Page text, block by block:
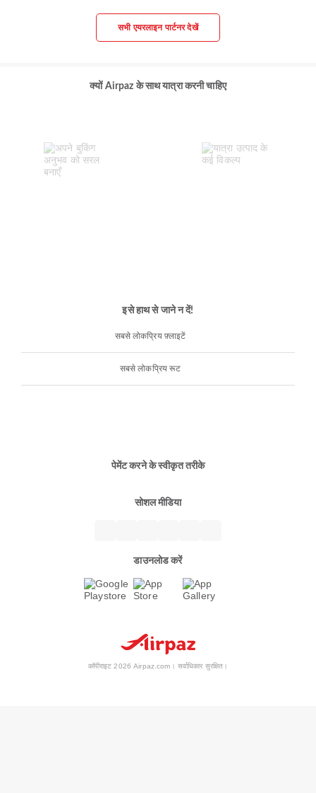
सभी एयरलाइन पार्टनर देखें
क्यों Airpaz के साथ यात्रा करनी चाहिए
इसे हाथ से जाने न दें!
सबसे लोकप्रिय फ़्लाइटें
सबसे लोकप्रिय रूट
पेमेंट करने के स्वीकृत तरीके
सोशल मीडिया
डाउनलोड करें
कॉपीराइट 2026 Airpaz.com। सर्वाधिकार सुरक्षित।